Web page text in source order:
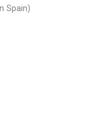
Spain)